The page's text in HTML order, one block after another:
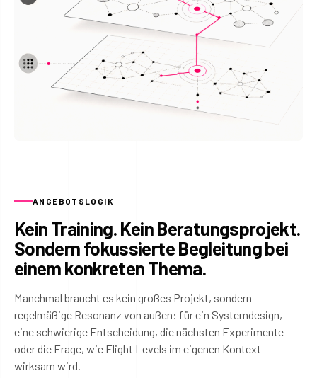
ANGEBOTSLOGIK
Kein Training. Kein Beratungsprojekt.
Sondern fokussierte Begleitung bei
einem konkreten Thema.
Manchmal braucht es kein großes Projekt, sondern
regelmäßige Resonanz von außen: für ein Systemdesign,
eine schwierige Entscheidung, die nächsten Experimente
oder die Frage, wie Flight Levels im eigenen Kontext
wirksam wird.